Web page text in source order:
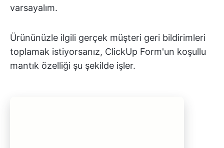
varsayalım.
Ürününüzle ilgili gerçek müşteri geri bildirimleri
toplamak istiyorsanız, ClickUp Form'un koşullu
mantık özelliği şu şekilde işler.